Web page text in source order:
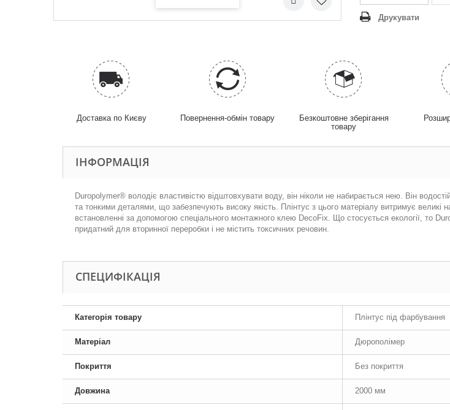
Друкувати
Доставка по Києву Повернення-обмін товару
Безкоштовне зберігання
товару
ІНФОРМАЦІЯ
Duropolymer® володіє властивістю відштовхувати воду, він ніколи не набирається нею. Він
та тонкими деталями, що забезпечують високу якість. Плінтус з цього матеріалу витримує великі
встановленні за допомогою спеціального монтажного клею DecoFix. Що стосується екології, то
придатний для вторинної переробки і не містить токсичних речовин.
СПЕЦИФІКАЦІЯ
Категорія товару Плінтус під фарбування
Матеріал Дюрополімер
Покриття Без покриття
Довжина 2000 мм